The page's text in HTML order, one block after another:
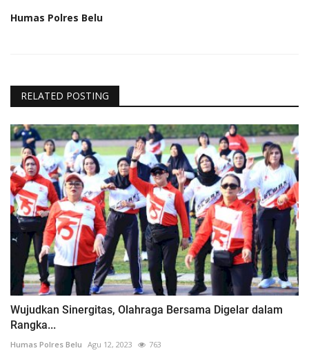
Humas Polres Belu
RELATED POSTING
Wujudkan Sinergitas, Olahraga Bersama Digelar dalam
Rangka...
Humas Polres Belu Agu 12, 2023 763